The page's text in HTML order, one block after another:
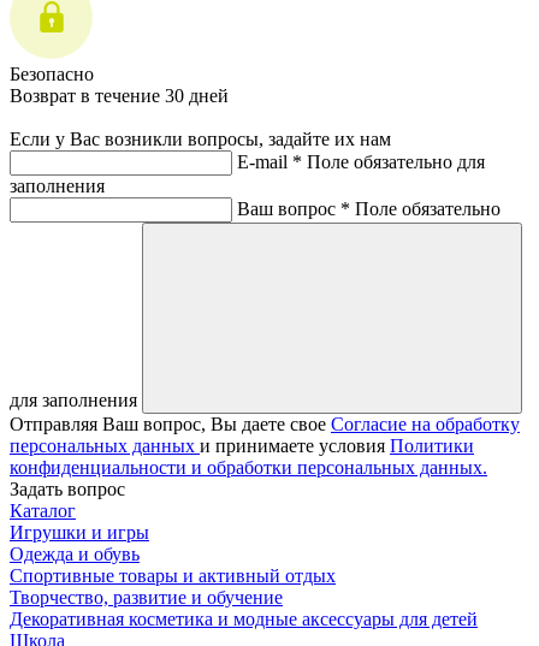
Безопасно
Возврат в течение 30 дней
Если у Вас возникли вопросы, задайте их нам
E-mail * Поле обязательно для
заполнения
Ваш вопрос * Поле обязательно
для заполнения
Отправляя Ваш вопрос, Вы даете свое Согласие на обработку
персональных данных и принимаете условия Политики
конфиденциальности и обработки персональных данных.
Задать вопрос
Каталог
Игрушки и игры
Одежда и обувь
Спортивные товары и активный отдых
Творчество, развитие и обучение
Декоративная косметика и модные аксессуары для детей
Школа